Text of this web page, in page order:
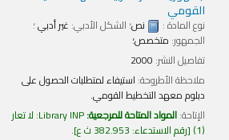
القومي
نوع المادة : نص؛ الشكل الأدبي:غير أدبي؛
الجمهور:متخصص؛
تفاصيل النشر:2000
ملاحظة الأطروحة:استيفاء لمتطلبات الحصول على
دبلوم معهد التخطيط القومي.
الإتاحة:المواد المتاحة للمرجعية:Library INP: لا تعار
رقم الاستدعاء:382.953 ث ع .